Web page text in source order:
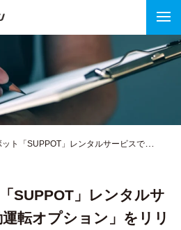
SUPPOT」レンタルサ
転オプション」をリリ